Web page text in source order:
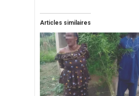
Articles similaires